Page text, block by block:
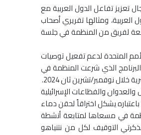
تعزيز تفاعل الدول العربية مع
ومثالها تقريري أصحاب
لفريق من المنظمة في جلسة
المتحدة لدعم تفعيل توصيات
الذي شرعت المنظمة في
نوفمبر/تشرين ثان 2024.
والفظاعات الإسرائيلية
يشكل اختراقاً لحقن دماء
في مسعاها لمتابعة أنشطة
التوقيف لكل من نتنياهو